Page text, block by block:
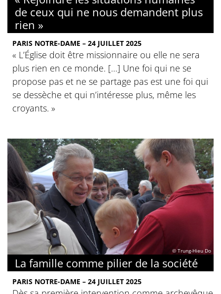
de ceux qui ne nous demandent plus
rien »
PARIS NOTRE-DAME – 24 JUILLET 2025
« L’Église doit être missionnaire ou elle ne sera
plus rien en ce monde. […] Une foi qui ne se
propose pas et ne se partage pas est une foi qui
se dessèche et qui n’intéresse plus, même les
croyants. »
© Trung-Hieu Do
La famille comme pilier de la société
PARIS NOTRE-DAME – 24 JUILLET 2025